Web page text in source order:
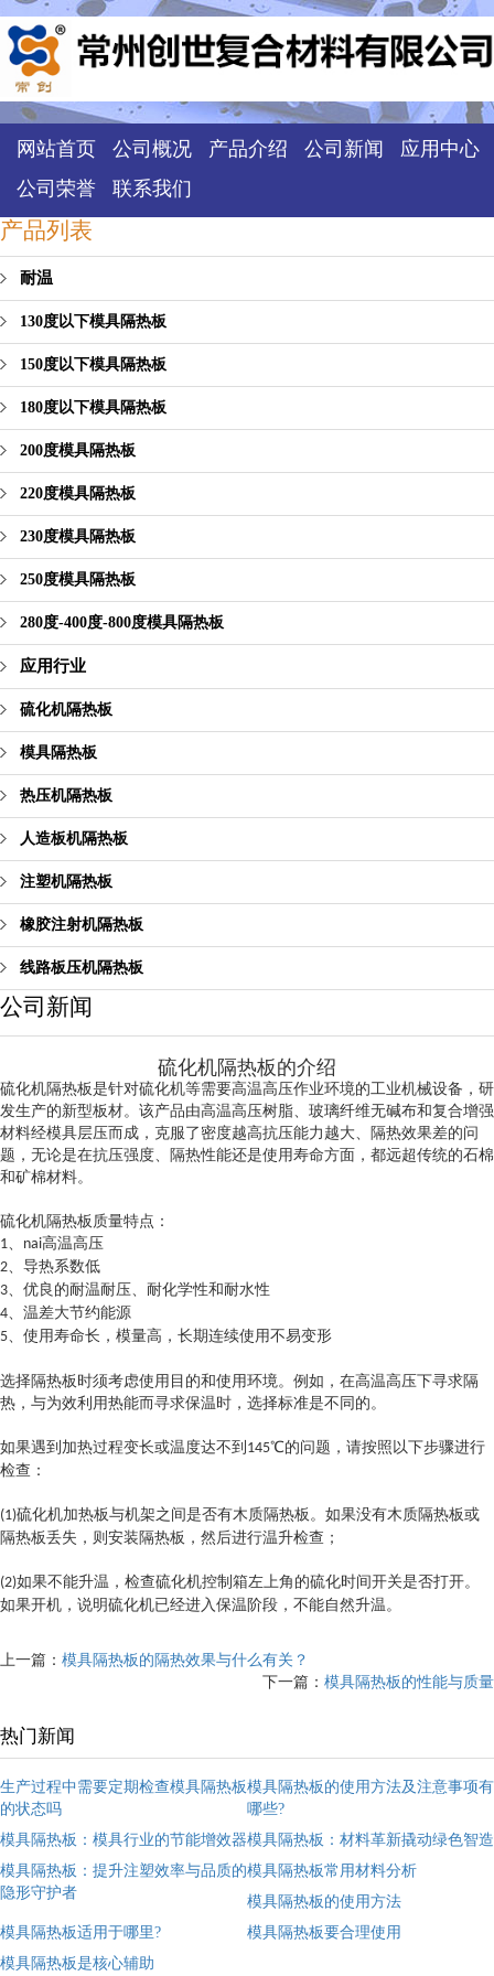
网站首页 公司概况 产品介绍 公司新闻
应用中心
公司荣誉
联系我们
产品列表
耐温
130度以下模具隔热板
150度以下模具隔热板
180度以下模具隔热板
200度模具隔热板
220度模具隔热板
230度模具隔热板
250度模具隔热板
280度-400度-800度模具隔热板
应用行业
硫化机隔热板
模具隔热板
热压机隔热板
人造板机隔热板
注塑机隔热板
橡胶注射机隔热板
线路板压机隔热板
公司新闻
硫化机隔热板的介绍
硫化机隔热板是针对硫化机等需要高温高压作业环境的工业机械设备，研
发生产的新型板材。该产品由高温高压树脂、玻璃纤维无碱布和复合增强
材料经模具层压而成，克服了密度越高抗压能力越大、隔热效果差的问
题，无论是在抗压强度、隔热性能还是使用寿命方面，都远超传统的石棉
和矿棉材料。
硫化机隔热板质量特点：
1、 nai高温高压
2、导热系数低
3、 优良的耐温耐压、耐化学性和耐水性
4、温差大节约能源
5、使用寿命长，模量高，长期连续使用不易变形
选择隔热板时须考虑使用目的和使用环境。例如，在高温高压下寻求隔
热，与为效利用热能而寻求保温时，选择标准是不同的。
如果遇到加热过程变长或温度达不到 145℃的问题，请按照以下步骤进行
检查 ：
(1)硫化机加热板与机架之间是否有木质隔热板。如果没有木质隔热板或
隔热板丢失，则安装隔热板，然后进行温升检查；
(2)如果不能升温，检查硫化机控制箱左上角的硫化时间开关是否打开。
如果开机，说明硫化机已经进入保温阶段，不能自然升温。
上一篇： 模具隔热板的隔热效果与什么有关？
下一篇： 模具隔热板的性能与质量
热门新闻
生产过程中需要定期检查模具隔热板
的状态吗
模具隔热板的使用方法及注意事项有
哪些?
模具隔热板：模具行业的节能增效器模具隔热板：材料革新撬动绿色智造
模具隔热板：提升注塑效率与品质的
隐形守护者
模具隔热板常用材料分析
模具隔热板的使用方法
模具隔热板适用于哪里?
模具隔热板要合理使用
模具隔热板是核心辅助